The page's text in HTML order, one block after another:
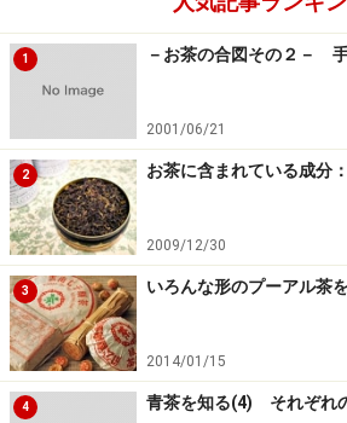
1 －お茶の合図その２－
2001/06/21
2 お茶に含まれている成分
2009/12/30
3 いろんな形のプーアル茶
2014/01/15
4 青茶を知る(4) それぞれ